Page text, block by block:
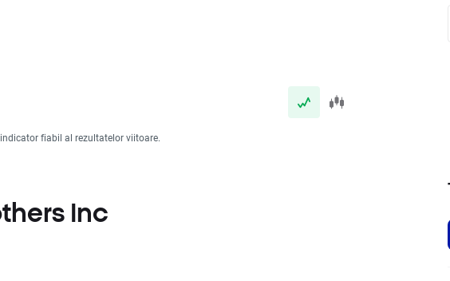
fiabil al rezultatelor viitoare.
Inc